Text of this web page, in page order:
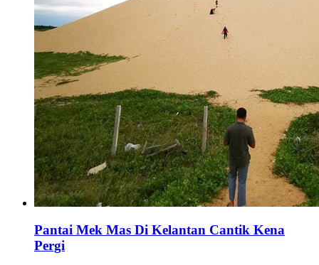
Pantai Mek Mas Di Kelantan Cantik Kena
Pergi